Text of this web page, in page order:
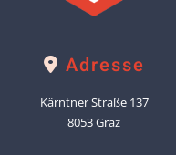
 Adresse
Kärntner Straße 137
8053 Graz